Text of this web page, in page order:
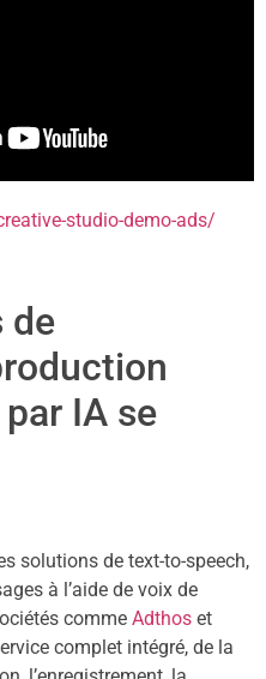
studio-demo-ads/
de
IA se
solutions de text-to-speech,
à l’aide de voix de
comme Adthos et
complet intégré, de la